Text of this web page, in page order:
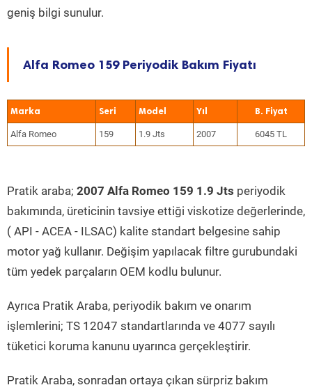
geniş bilgi sunulur.
Alfa Romeo 159 Periyodik Bakım Fiyatı
Marka Seri Model Yıl
Alfa Romeo 159 1.9 Jts 2007 6045 TL
Pratik araba; 2007 Alfa Romeo 159 1.9 Jts periyodik
bakımında, üreticinin tavsiye ettiği viskotize değerlerinde,
( API - ACEA - ILSAC) kalite standart belgesine sahip
motor yağ kullanır. Değişim yapılacak filtre gurubundaki
tüm yedek parçaların OEM kodlu bulunur.
Ayrıca Pratik Araba, periyodik bakım ve onarım
işlemlerini; TS 12047 standartlarında ve 4077 sayılı
tüketici koruma kanunu uyarınca gerçekleştirir.
Pratik Araba, sonradan ortaya çıkan sürpriz bakım